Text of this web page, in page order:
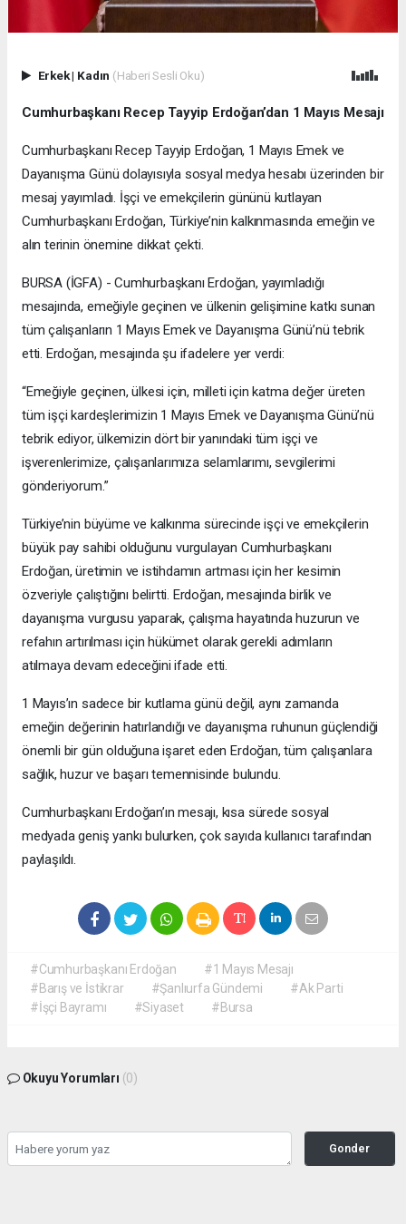
Erkek| Kadın (Haberi Sesli Oku)
Cumhurbaşkanı Recep Tayyip Erdoğan’dan 1 Mayıs Mesajı
Cumhurbaşkanı Recep Tayyip Erdoğan, 1 Mayıs Emek ve
Dayanışma Günü dolayısıyla sosyal medya hesabı üzerinden bir
mesaj yayımladı. İşçi ve emekçilerin gününü kutlayan
Cumhurbaşkanı Erdoğan, Türkiye’nin kalkınmasında emeğin ve
alın terinin önemine dikkat çekti.
BURSA (İGFA) - Cumhurbaşkanı Erdoğan, yayımladığı
mesajında, emeğiyle geçinen ve ülkenin gelişimine katkı sunan
tüm çalışanların 1 Mayıs Emek ve Dayanışma Günü’nü tebrik
etti. Erdoğan, mesajında şu ifadelere yer verdi:
“Emeğiyle geçinen, ülkesi için, milleti için katma değer üreten
tüm işçi kardeşlerimizin 1 Mayıs Emek ve Dayanışma Günü’nü
tebrik ediyor, ülkemizin dört bir yanındaki tüm işçi ve
işverenlerimize, çalışanlarımıza selamlarımı, sevgilerimi
gönderiyorum.”
Türkiye’nin büyüme ve kalkınma sürecinde işçi ve emekçilerin
büyük pay sahibi olduğunu vurgulayan Cumhurbaşkanı
Erdoğan, üretimin ve istihdamın artması için her kesimin
özveriyle çalıştığını belirtti. Erdoğan, mesajında birlik ve
dayanışma vurgusu yaparak, çalışma hayatında huzurun ve
refahın artırılması için hükümet olarak gerekli adımların
atılmaya devam edeceğini ifade etti.
1 Mayıs’ın sadece bir kutlama günü değil, aynı zamanda
emeğin değerinin hatırlandığı ve dayanışma ruhunun güçlendiği
önemli bir gün olduğuna işaret eden Erdoğan, tüm çalışanlara
sağlık, huzur ve başarı temennisinde bulundu.
Cumhurbaşkanı Erdoğan’ın mesajı, kısa sürede sosyal
medyada geniş yankı bulurken, çok sayıda kullanıcı tarafından
paylaşıldı.
#Cumhurbaşkanı Erdoğan
#1 Mayıs Mesajı
#Barış ve İstikrar
#Şanlıurfa Gündemi
#Ak Parti
#İşçi Bayramı
#Siyaset #Bursa
Okuyu Yorumları (0)
Gonder